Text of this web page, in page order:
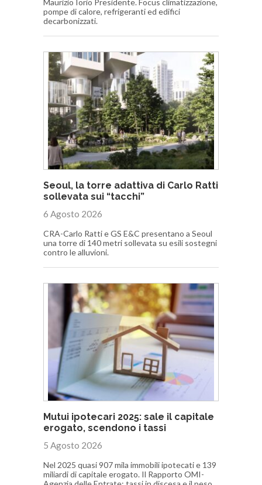
Maurizio Iorio Presidente. Focus climatizzazione,
pompe di calore, refrigeranti ed edifici
decarbonizzati.
Seoul, la torre adattiva di Carlo Ratti
sollevata sui “tacchi”
6 Agosto 2026
CRA-Carlo Ratti e GS E&C presentano a Seoul
una torre di 140 metri sollevata su esili sostegni
contro le alluvioni.
Mutui ipotecari 2025: sale il capitale
erogato, scendono i tassi
5 Agosto 2026
Nel 2025 quasi 907 mila immobili ipotecati e 139
miliardi di capitale erogato. Il Rapporto OMI-